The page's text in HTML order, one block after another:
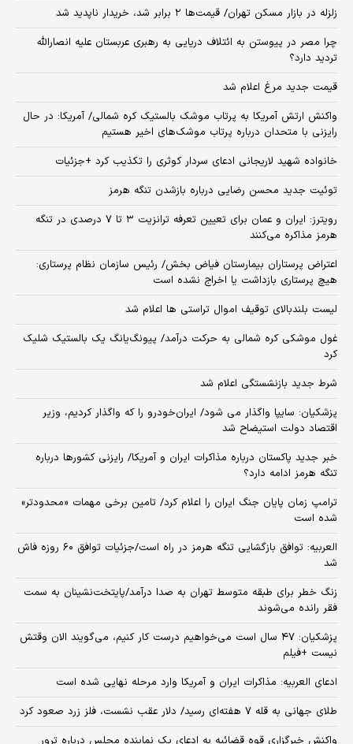
زلزله در بازار مسکن تهران/ قیمت‌ها ۲ برابر شد، خریدار ناپدید شد
چرا مصر در پیوستن به ائتلاف دریایی به رهبری عربستان علیه انصارالله
تردید دارد؟
قیمت جدید مرغ اعلام شد
واکنش ارتش آمریکا به پرتاب موشک بالستیک کره شمالی/ آمریکا: در حال
رایزنی با متحدان درباره پرتاب موشک‌های اخیر هستیم
خانواده شهید لاریجانی ادعای سردار کوثری را تکذیب کرد +جزئیات
توئیت جدید محسن رضایی درباره بازشدن تنگه هرمز
رویترز: ایران و عمان برای تعیین تعرفه ترانزیت ۳ تا ۷ درصدی در تنگه
هرمز مذاکره می‌کنند
اعتراض پرستاران بیمارستان فیاض بخش/ رئیس سازمان نظام پرستاری:
هیچ پرستاری بازداشت یا اخراج نشده است
لیست بلندبالای توقیف اموال تراستی ها اعلام شد
غول موشکی کره شمالی به حرکت درآمد/ پیونگ‌یانگ یک بالستیک شلیک
کرد
شرط جدید بازنشستگی اعلام شد
پزشکیان: سایپا واگذار می شود/ ایران‌خودرو را که واگذار کردیم، وزیر
اقتصاد دولت استیضاح شد
خبر جدید پاکستان درباره مذاکرات ایران و آمریکا/ رایزنی کشورها درباره
تنگه هرمز ادامه دارد؟
ترامپ زمان پایان جنگ ایران را اعلام کرد/ تامین برخی مهمات «محدودتر»
شده است
العربیه: توافق بازگشایی تنگه هرمز در راه است/جزئیات توافق ۶۰ روزه فاش
شد
زنگ خطر برای طبقه متوسط تهران به صدا درآمد/پایتخت‌نشینان به سمت
فقر رانده می‌شوند
پزشکیان: ۴۷ سال است می‌خواهیم درست کار کنیم، می‌گویند الان وقتش
نیست +فیلم
ادعای العربیه: مذاکرات ایران و آمریکا وارد مرحله نهایی شده است
طلای جهانی به قله ۷ هفته‌ای رسید/ دلار عقب نشست، فلز زرد صعود کرد
واکنش خبرگزاری قوه قضائیه به ادعای یک نماینده مجلس درباره ترور